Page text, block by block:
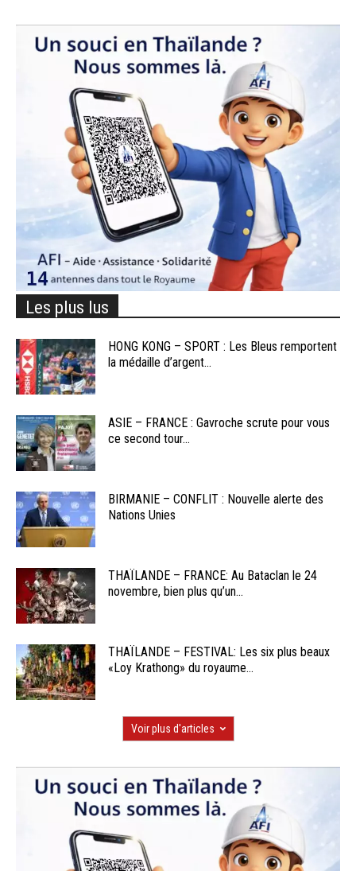
Les plus lus
HONG KONG – SPORT : Les Bleus remportent
la médaille d’argent...
ASIE – FRANCE : Gavroche scrute pour vous
ce second tour...
BIRMANIE – CONFLIT : Nouvelle alerte des
Nations Unies
THAÏLANDE – FRANCE: Au Bataclan le 24
novembre, bien plus qu’un...
THAÏLANDE – FESTIVAL: Les six plus beaux
«Loy Krathong» du royaume...
Voir plus d'articles